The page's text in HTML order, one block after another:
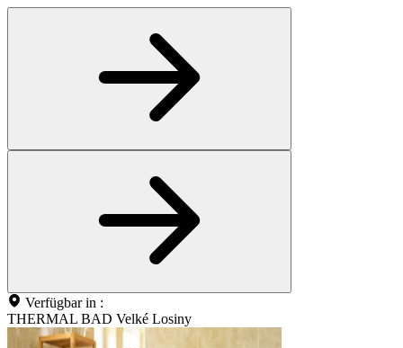
Verfügbar in :
THERMAL BAD Velké Losiny